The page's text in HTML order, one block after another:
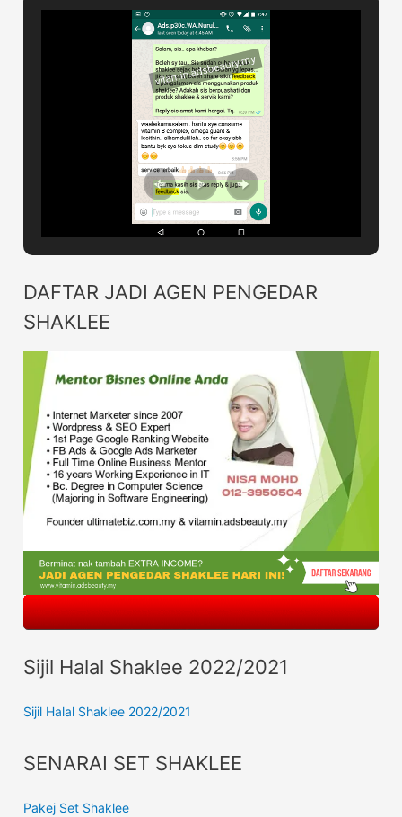
DAFTAR JADI AGEN PENGEDAR
SHAKLEE
Sijil Halal Shaklee 2022/2021
Sijil Halal Shaklee 2022/2021
SENARAI SET SHAKLEE
Pakej Set Shaklee